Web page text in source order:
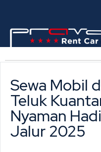
Sewa Mobil
Teluk
Nyaman
Jalur 2025